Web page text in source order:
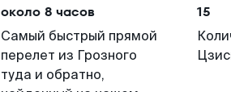
около 8 часов
Самый быстрый прямой
перелет из Грозного
туда и обратно,
15